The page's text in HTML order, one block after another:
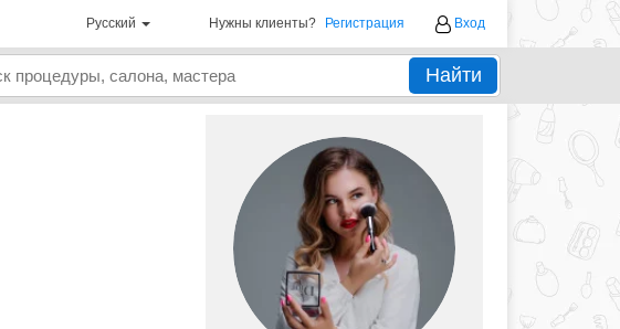
Русский Нужны клиенты? Регистрация Вход
Найти